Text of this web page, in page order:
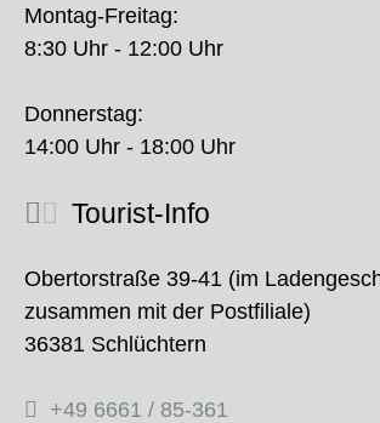
Montag-Freitag:
8:30 Uhr - 12:00 Uhr
Donnerstag:
14:00 Uhr - 18:00 Uhr
Tourist-Info
Obertorstraße 39-41 (im
zusammen mit der Postfiliale)
36381 Schlüchtern
+49 6661 / 85-361